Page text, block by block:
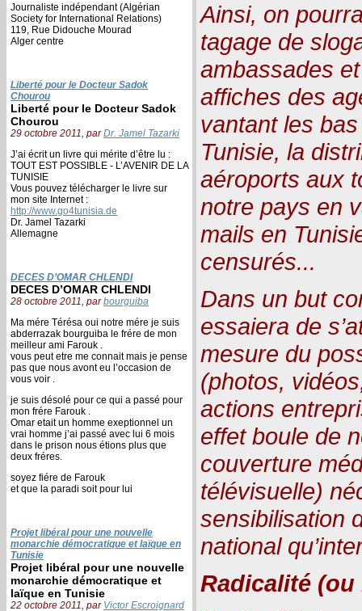
Journaliste indépendant (Algérian
Society for International Relations)
119, Rue Didouche Mourad
Alger centre
Liberté pour le Docteur Sadok
Chourou
Liberté pour le Docteur Sadok
Chourou
29 octobre 2011, parDr. Jamel Tazarki
J’ai écrit un livre qui mérite d’être lu :
TOUT EST POSSIBLE - L’AVENIR DE LA
TUNISIE
Vous pouvez télécharger le livre sur
mon site Internet :
http://www.go4tunisia.de
Dr. Jamel Tazarki
Allemagne
DECES D’OMAR CHLENDI
DECES D’OMAR CHLENDI
28 octobre 2011, parbourguiba
Ma mére Térésa oui notre mére je suis
abderrazak bourguiba le frére de mon
meilleur ami Farouk .
vous peut etre me connait mais je pense
pas que nous avont eu l’occasion de
vous voir .
je suis désolé pour ce qui a passé pour
mon frére Farouk .
Omar etait un homme exeptionnel un
vrai homme j’ai passé avec lui 6 mois
dans le prison nous étions plus que
deux fréres.
soyez fiére de Farouk
et que la paradi soit pour lui
Projet libéral pour une nouvelle
monarchie démocratique et laïque en
Tunisie
Projet libéral pour une nouvelle
monarchie démocratique et
laïque en Tunisie
22 octobre 2011, par Victor Escroignard
Ainsi, on
tagage de
ambassades
affiches des
vantant les
Tunisie, la
aéroports aux
notre pays en
mails en
censurés...
Dans un but
essaiera de
mesure du
(photos,
actions
effet boule de
couverture
télévisuelle)
sensibilisation
national
Radicalité (ou